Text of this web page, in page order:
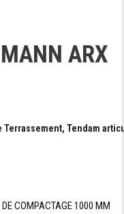
ARX
Terrassement, Tendam
COMPACTAGE 1000 MM